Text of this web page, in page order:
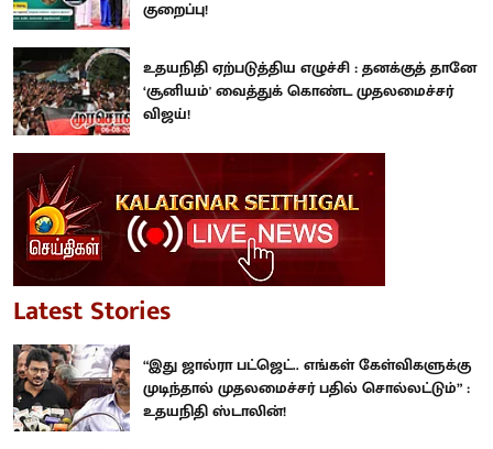
குறைப்பு!
உதயநிதி ஏற்படுத்திய எழுச்சி : தனக்குத் தானே
‘சூனியம்' வைத்துக் கொண்ட முதலமைச்சர்
விஜய்!
Latest Stories
“இது ஜால்ரா பட்ஜெட்.. எங்கள் கேள்விகளுக்கு
முடிந்தால் முதலமைச்சர் பதில் சொல்லட்டும்” :
உதயநிதி ஸ்டாலின்!